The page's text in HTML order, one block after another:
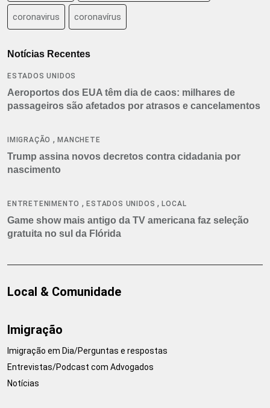
coronavirus coronavírus
Notícias Recentes
ESTADOS UNIDOS
Aeroportos dos EUA têm dia de caos: milhares de
passageiros são afetados por atrasos e cancelamentos
IMIGRAÇÃO ,MANCHETE
Trump assina novos decretos contra cidadania por
nascimento
ENTRETENIMENTO ,ESTADOS UNIDOS ,LOCAL
Game show mais antigo da TV americana faz seleção
gratuita no sul da Flórida
Local & Comunidade
Imigração
Imigração em Dia/Perguntas e respostas
Entrevistas/Podcast com Advogados
Notícias